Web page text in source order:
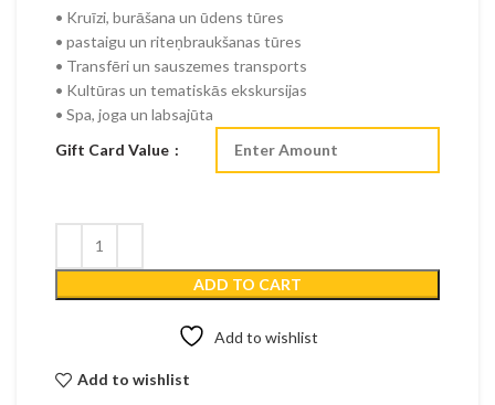
• Kruīzi, burāšana un ūdens tūres
• pastaigu un riteņbraukšanas tūres
• Transfēri un sauszemes transports
• Kultūras un tematiskās ekskursijas
• Spa, joga un labsajūta
Gift Card Value
ADD TO CART
Add to wishlist
Add to wishlist